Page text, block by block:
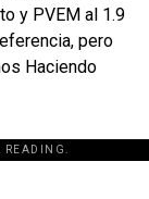
y PVEM al 1.9
pero
Haciendo